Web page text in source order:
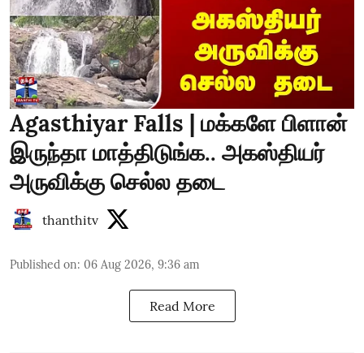
Agasthiyar Falls | மக்களே பிளான்
இருந்தா மாத்திடுங்க.. அகஸ்தியர்
அருவிக்கு செல்ல தடை
thanthitv
Published on: 06 Aug 2026, 9:36 am
Read More